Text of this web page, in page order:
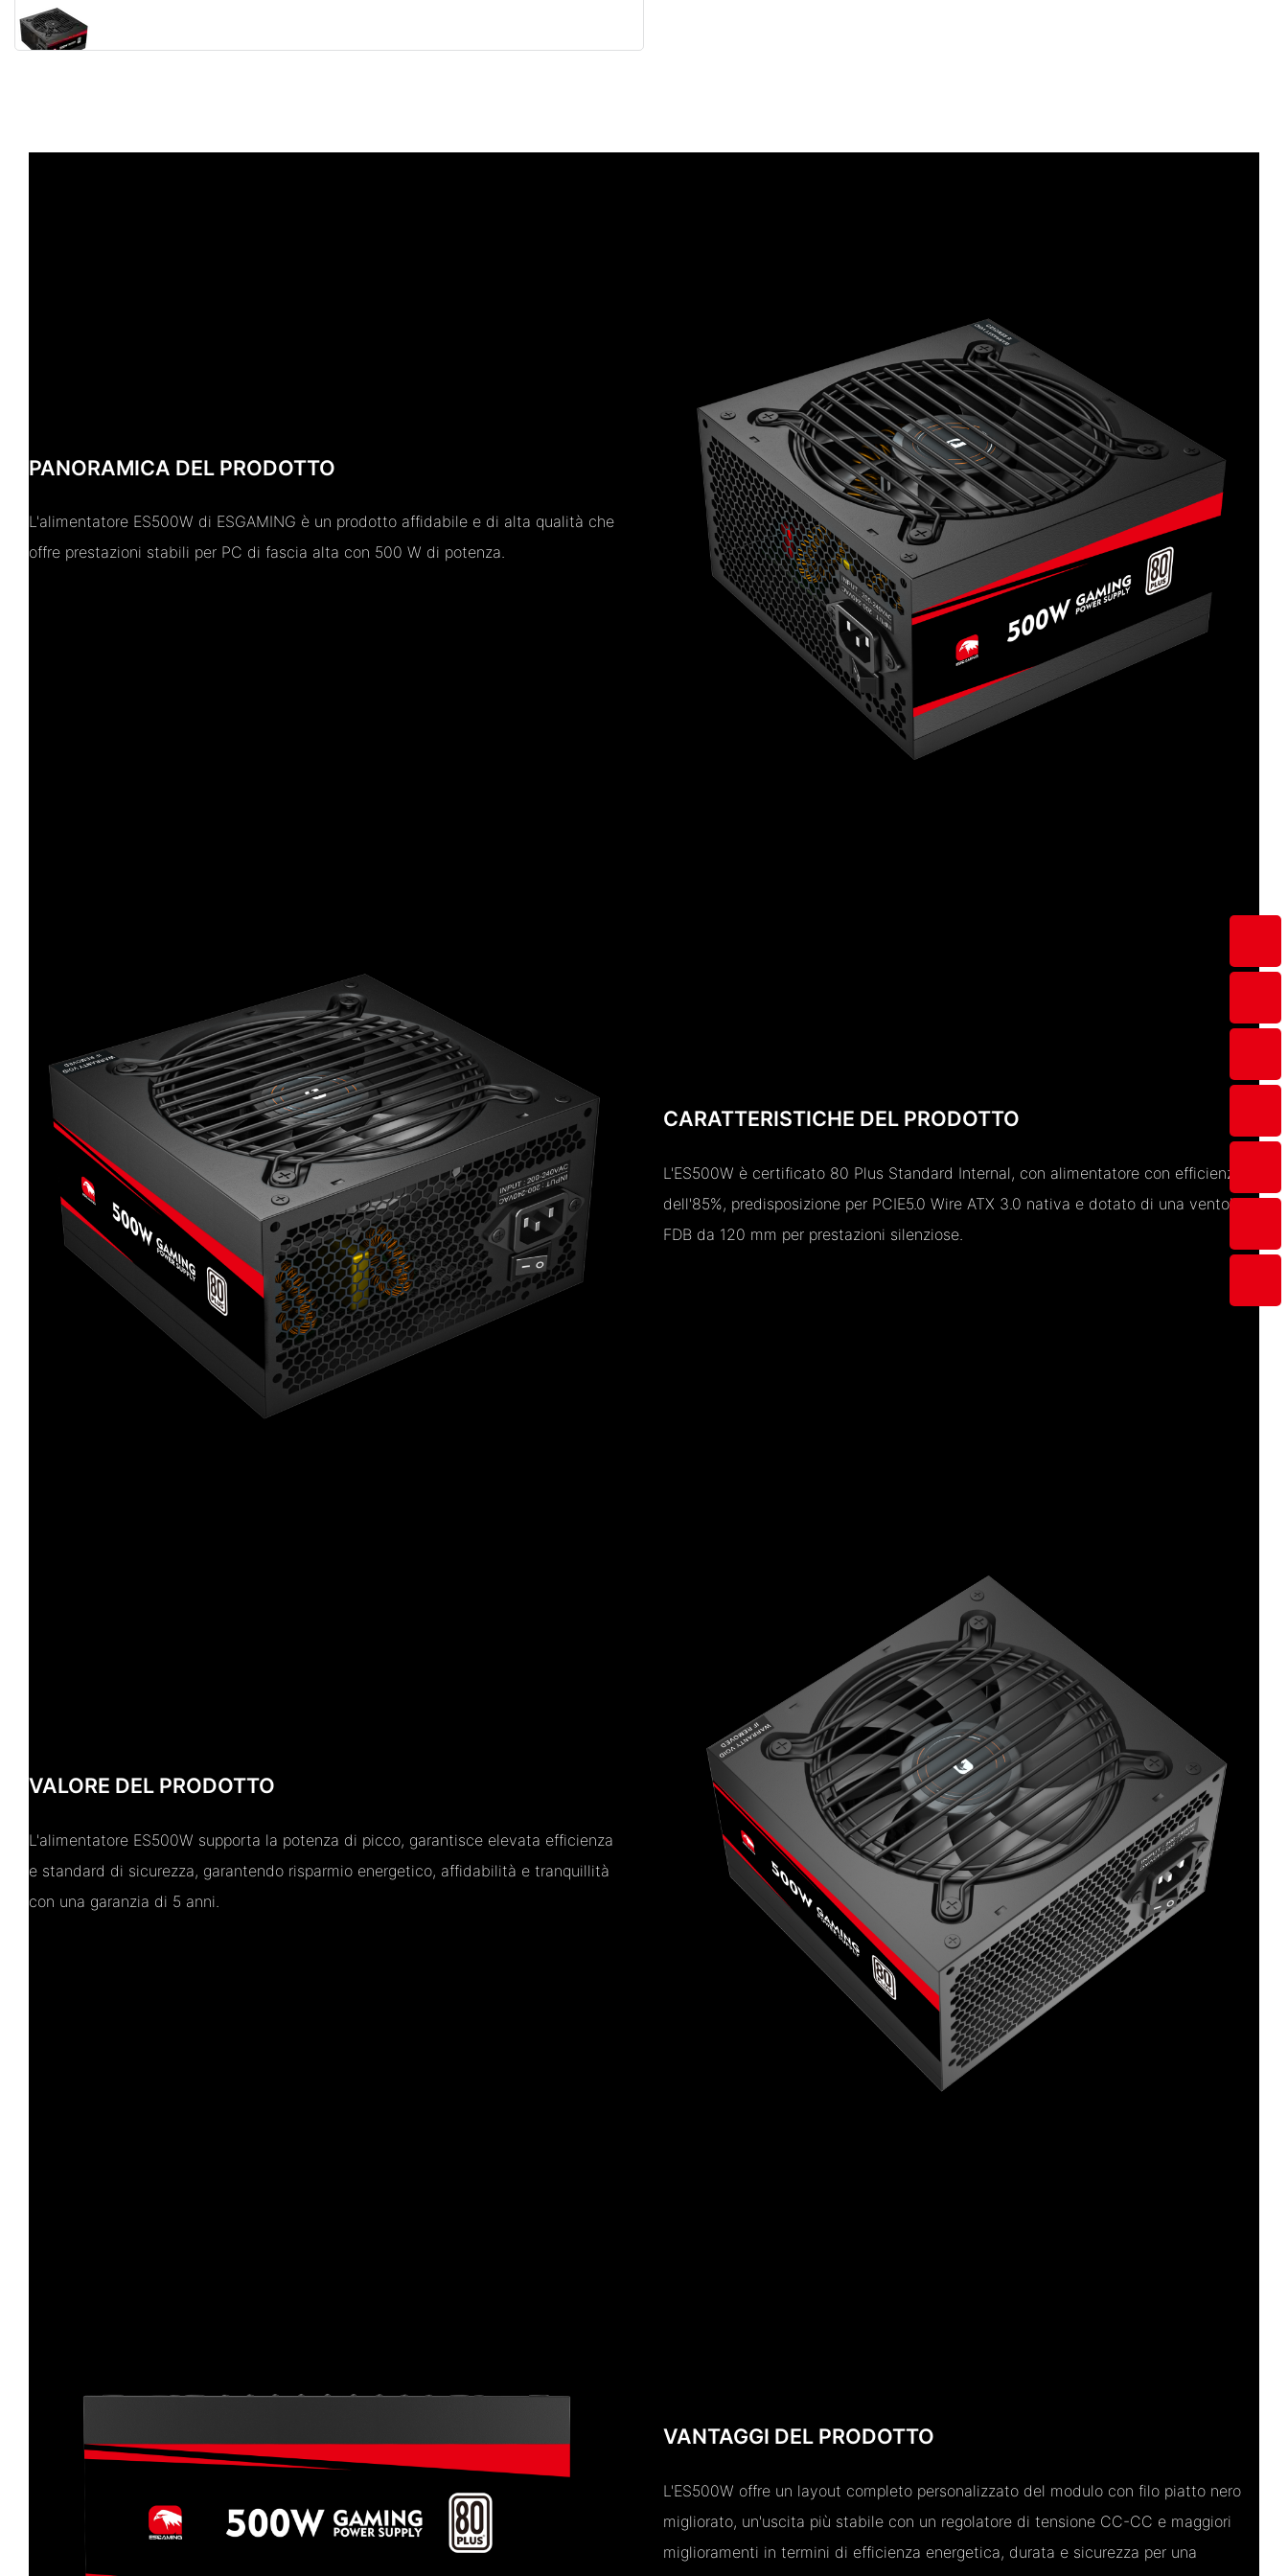
PANORAMICA DEL PRODOTTO
L'alimentatore ES500W di ESGAMING è un prodotto affidabile e di alta qualità che
offre prestazioni stabili per PC di fascia alta con 500 W di potenza.
CARATTERISTICHE DEL PRODOTTO
L'ES500W è certificato 80 Plus Standard Internal, con alimentatore con efficienza
dell'85%, predisposizione per PCIE5.0 Wire ATX 3.0 nativa e dotato di una ventola
FDB da 120 mm per prestazioni silenziose.
VALORE DEL PRODOTTO
L'alimentatore ES500W supporta la potenza di picco, garantisce elevata efficienza
e standard di sicurezza, garantendo risparmio energetico, affidabilità e tranquillità
con una garanzia di 5 anni.
VANTAGGI DEL PRODOTTO
L'ES500W offre un layout completo personalizzato del modulo con filo piatto nero
migliorato, un'uscita più stabile con un regolatore di tensione CC-CC e maggiori
miglioramenti in termini di efficienza energetica, durata e sicurezza per una